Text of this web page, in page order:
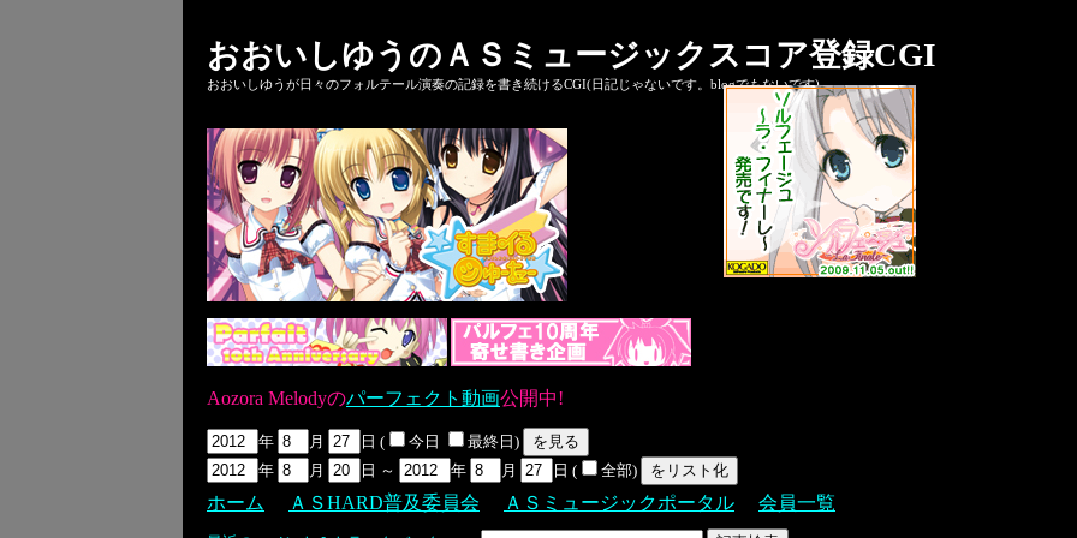
おおいしゆうのＡＳミュージックスコア登録CGI
おおいしゆうが日々のフォルテール演奏の記録を書き続けるCGI(日記じゃないです。blogでもないです)
Aozora Melodyのパーフェクト動画公開中!
年 月 日 ( 今日
最終日)
年
月 日 ～ 年 月 日 ( 全部)
ホーム ＡＳHARD普及委員会 ＡＳミュージックポータル 会員一覧